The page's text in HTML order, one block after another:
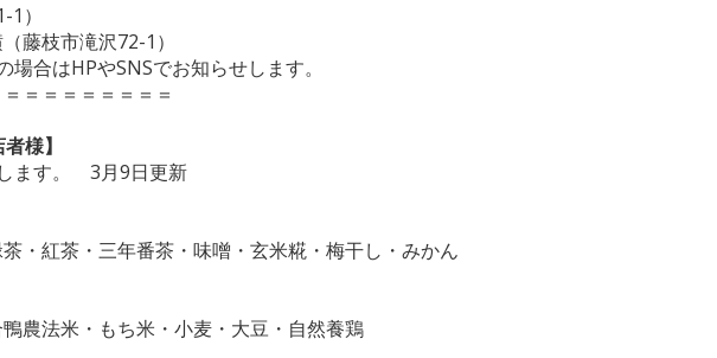
）
藤枝市滝沢72-1）
合はHPやSNSでお知らせします。
＝＝＝＝＝＝＝＝
様】
ます。 3月9日更新
・紅茶・三年番茶・味噌・玄米糀・梅干し・みかん
農法米・もち米・小麦・大豆・自然養鶏